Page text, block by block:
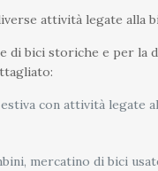
attività legate alla
di bici storiche e per la
con attività legate
mercatino di bici